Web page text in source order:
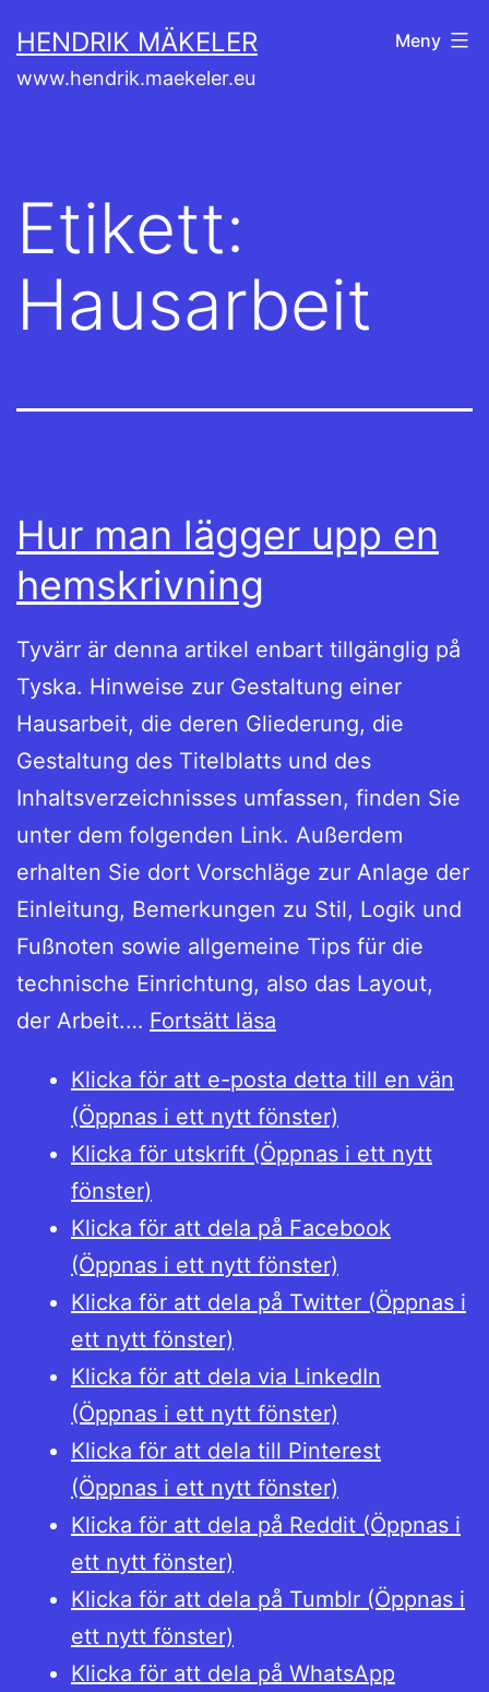
till
innehåll
HENDRIK MÄKELER
www.hendrik.maekeler.eu
Meny
Etikett:
Hausarbeit
Hur man lägger upp en
hemskrivning
Tyvärr är denna artikel enbart tillgänglig på
Tyska. Hinweise zur Gestaltung einer
Hausarbeit, die deren Gliederung, die
Gestaltung des Titelblatts und des
Inhaltsverzeichnisses umfassen, finden Sie
unter dem folgenden Link. Außerdem
erhalten Sie dort Vorschläge zur Anlage der
Einleitung, Bemerkungen zu Stil, Logik und
Fußnoten sowie allgemeine Tips für die
technische Einrichtung, also das Layout,
der Arbeit.… Fortsätt läsa
lägger
upp
en
Klicka för att e-posta detta till en vän
(Öppnas i ett nytt fönster)
Klicka för utskrift (Öppnas i ett nytt
fönster)
Klicka för att dela på Facebook
(Öppnas i ett nytt fönster)
Klicka för att dela på Twitter (Öppnas i
ett nytt fönster)
Klicka för att dela via LinkedIn
(Öppnas i ett nytt fönster)
Klicka för att dela till Pinterest
(Öppnas i ett nytt fönster)
Klicka för att dela på Reddit (Öppnas i
ett nytt fönster)
Klicka för att dela på Tumblr (Öppnas i
ett nytt fönster)
Klicka för att dela på WhatsApp